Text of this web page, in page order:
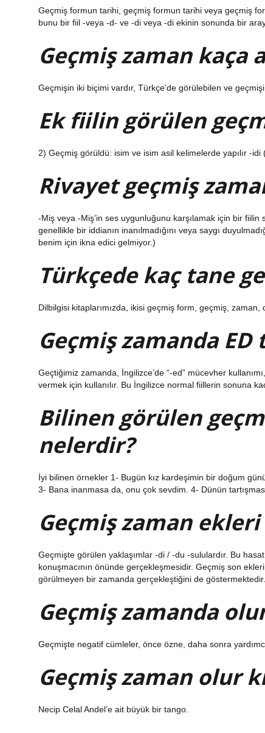
Geçmiş formun tarihi, geçmiş formun tarihi veya geçmiş
bunu bir fiil -veya -d- ve -di veya -di ekinin sonunda bir
Geçmiş zaman kaça
Geçmişin iki biçimi vardır, Türkçe’de görülebilen ve
Ek fiilin görülen
2) Geçmiş görüldü: isim ve isim asil kelimelerde yapılır -
Rivayet geçmiş
-Miş veya -Miş’in ses uygunluğunu karşılamak için bir
genellikle bir iddianın inanılmadığını veya saygı
benim için ikna edici gelmiyor.)
Türkçede kaç tane
Dilbilgisi kitaplarımızda, ikisi geçmiş form, geçmiş,
Geçmiş zamanda ED
Geçtiğimiz zamanda, İngilizce’de “-ed” mücevher
vermek için kullanılır. Bu İngilizce normal fiillerin sonuna
Bilinen görülen
nelerdir?
İyi bilinen örnekler 1- Bugün kız kardeşimin bir doğum
3- Bana inanmasa da, onu çok sevdim. 4- Dünün
Geçmiş zaman
Geçmişte görülen yaklaşımlar -di / -du -sululardır. Bu
konuşmacının önünde gerçekleşmesidir. Geçmiş son
görülmeyen bir zamanda gerçekleştiğini de göstermektedir.
Geçmiş zamanda
Geçmişte negatif cümleler, önce özne, daha sonra
Geçmiş zaman olur
Necip Celal Andel’e ait büyük bir tango.